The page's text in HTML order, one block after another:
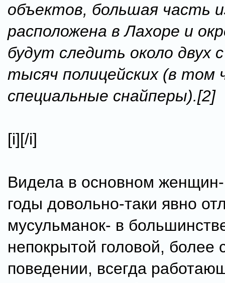
объектов, большая часть
расположена в Лахоре и
будут следить около двух
тысяч полицейских (в том
специальные снайперы).[2]
[i][/i]
Видела в основном
годы довольно-таки явно
мусульманок- в
непокрытой головой, более
поведении, всегда